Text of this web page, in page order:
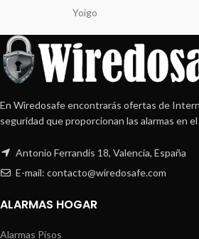
Yoigo
En Wiredosafe encontrarás ofertas de
seguridad que proporcionan las alarmas en
Antonio Ferrandis 18, Valencia, España
E-mail: contacto@wiredosafe.com
ALARMAS HOGAR
Alarmas Pisos